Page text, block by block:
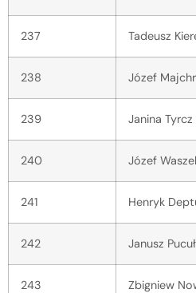
237 Tadeusz
238 Józef
239 Janina Tyrcz
240 Józef
241 Henryk
242 Janusz
243 Zbigniew